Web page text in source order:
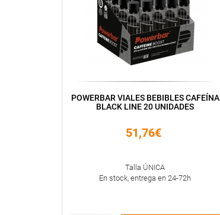
POWERBAR VIALES BEBIBLES CAFEÍNA
BLACK LINE 20 UNIDADES
51,76€
Talla ÚNICA
En stock, entrega en 24-72h